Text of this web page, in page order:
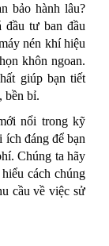
bảo hành lâu?
tư ban đầu
nén khí hiệu
khôn ngoan.
giúp bạn tiết
bền bỉ.
nổi trong kỹ
ích đáng để bạn
Chúng ta hãy
cách chúng
cầu về việc sử